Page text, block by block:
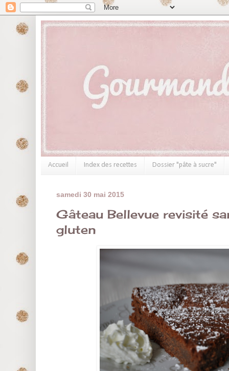
Accueil Index des recettes Dossier "pâte à sucre"
samedi 30 mai 2015
Gâteau Bellevue revisité
gluten